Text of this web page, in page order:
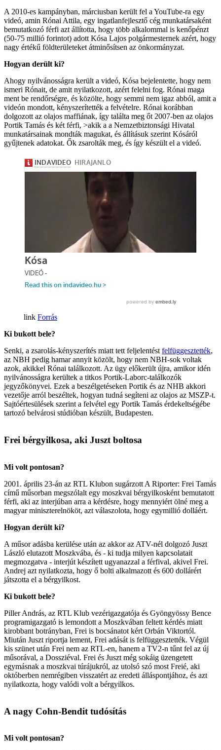
A 2010-es kampányban, márciusban került fel a YouTube-ra egy
videó, amin Rónai Attila, egy ingatlanfejlesztő cég munkatársaként
bemutatkozó férfi azt állította, hogy több alkalommal is kenőpénzt
(50-75 millió forintot) adott Kósa Lajos polgármesternek azért, hogy
nagy értékű földterületeket átminősítsen az önkormányzat.
Hogyan derült ki?
Ahogy nyilvánosságra került a videó, Kósa bejelentette, hogy nem
ismeri Rónait, de amit nyilatkozott, azért felelni fog. Rónai maga
ment be rendőrségre, és közölte, hogy semmi nem igaz abból, amit a
videón mondott, kényszerítették a felvételre. Rónai korábban
dolgozott az olajos maffiának, így találta meg őt 2007-ben az olajos
Portik Tamás és két férfi, >akik a a Nemzetbiztonsági Hivatal
munkatársainak mondták magukat, és állításuk szerint Kósáról
gyűjtenek adatokat. Ők zsarolták meg, és így készült el a videó.
Forrás
Ki bukott bele?
Senki, a zsarolás-kényszerítés miatt tett feljelentéstfelfüggesztették,
az NBH pedig hamar annyit közölt, hogy nem NBH-sok voltak
azok, akikkel Rónai találkozott. Az ügy előkerült újra, amikor idén
nyilvánosságra kerültek a titkos Portik-Laborc-találkozók
jegyzőkönyvei. Ezek a beszélgetéseken Portik és az NHB akkori
vezetője arról beszéltek, hogyan tudná segíteni az olajos az MSZP-t.
Sajtóértesülések szerint a felvétel egy Portik Tamás érdekeltségébe
tartozó belvárosi stúdióban készült, Budapesten.
Frei bérgyilkosa, aki Juszt boltosa
Mi volt pontosan?
2001. április 23-án az RTL Klubon sugárzott A Riporter: Frei Tamás
című műsorban megszólalt egy moszkvai bérgyilkosként bemutatott
férfi, aki az interjúban arra a kérdésre, hogy mennyiért ölné meg a
magyar miniszterelnököt, azt válaszolota, hogy egymillió dolláért.
Hogyan derült ki?
A műsor adásba kerülése után az akkor az ATV-nél dolgozó Juszt
László elutazott Moszkvába, és - ki tudja milyen kapcsolatait
megmozgatva - interjút készített ugyanazzal a férfival, akivel Frei.
Andrej azt nyilatkozta, hogy ő bolti alkalmazott és 600 dollárért
játszotta el a bérgyilkost.
Ki bukott bele?
Piller András, az RTL Klub vezérigazgatója és Gyöngyössy Bence
programigazgató is lemondott a Moszkvában feltett kérdés miatt
kirobbant botrányban, Frei is bocsánatot kért Orbán Viktortól.
Miután Juszt riportja lement, Frei adását is felfüggesztették. Végül
kis szünet után Frei nem az RTL-en, hanem a TV2-n tűnt fel az új
műsorával, a Dossziéval. Frei és Juszt még sokáig üzengetett
egymásnak a moszkvai túrájukról, az utolsó szó most Freié, aki
októberben nemrégiben visszatért az eredeti álláspontjához, és azt
nyilatkozta, hogy valódi volt a bérgyilkos.
A nagy Cohn-Bendit tudósítás
Mi volt pontosan?